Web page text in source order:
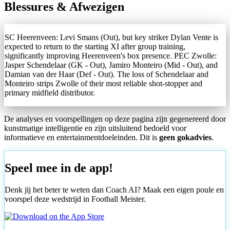
Blessures & Afwezigen
SC Heerenveen: Levi Smans (Out), but key striker Dylan Vente is
expected to return to the starting XI after group training,
significantly improving Heerenveen's box presence. PEC Zwolle:
Jasper Schendelaar (GK - Out), Jamiro Monteiro (Mid - Out), and
Damian van der Haar (Def - Out). The loss of Schendelaar and
Monteiro strips Zwolle of their most reliable shot-stopper and
primary midfield distributor.
De analyses en voorspellingen op deze pagina zijn gegenereerd door
kunstmatige intelligentie en zijn uitsluitend bedoeld voor
informatieve en entertainmentdoeleinden. Dit is geen gokadvies.
Speel mee in de app!
Denk jij het beter te weten dan Coach AI? Maak een eigen poule en
voorspel deze wedstrijd in Football Meister.